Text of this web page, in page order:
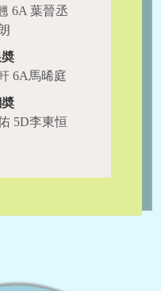
6A 葉晉丞
6A馬晞庭
5D李東恒